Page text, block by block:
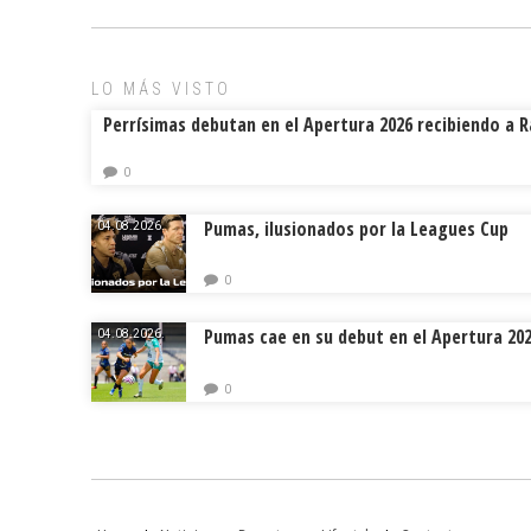
o
d ar
LO MÁS VISTO
Perrísimas debutan en el Apertura 2026 recibiendo a
0
04.08.2026. Pumas, ilusionados por la Leagues Cup
0
04.08.2026. Pumas cae en su debut en el Apertura
0